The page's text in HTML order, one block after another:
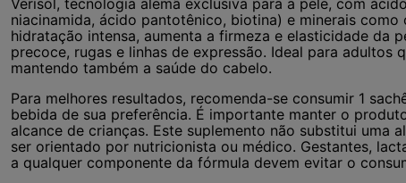
Verisol, tecnologia alemã exclusiva para a pele, com
niacinamida, ácido pantotênico, biotina) e minerais
hidratação intensa, aumenta a firmeza e elasticidade da
precoce, rugas e linhas de expressão. Ideal para adultos
mantendo também a saúde do cabelo.
Para melhores resultados, recomenda-se consumir 1
bebida de sua preferência. É importante manter o
alcance de crianças. Este suplemento não substitui uma
ser orientado por nutricionista ou médico. Gestantes,
a qualquer componente da fórmula devem evitar o